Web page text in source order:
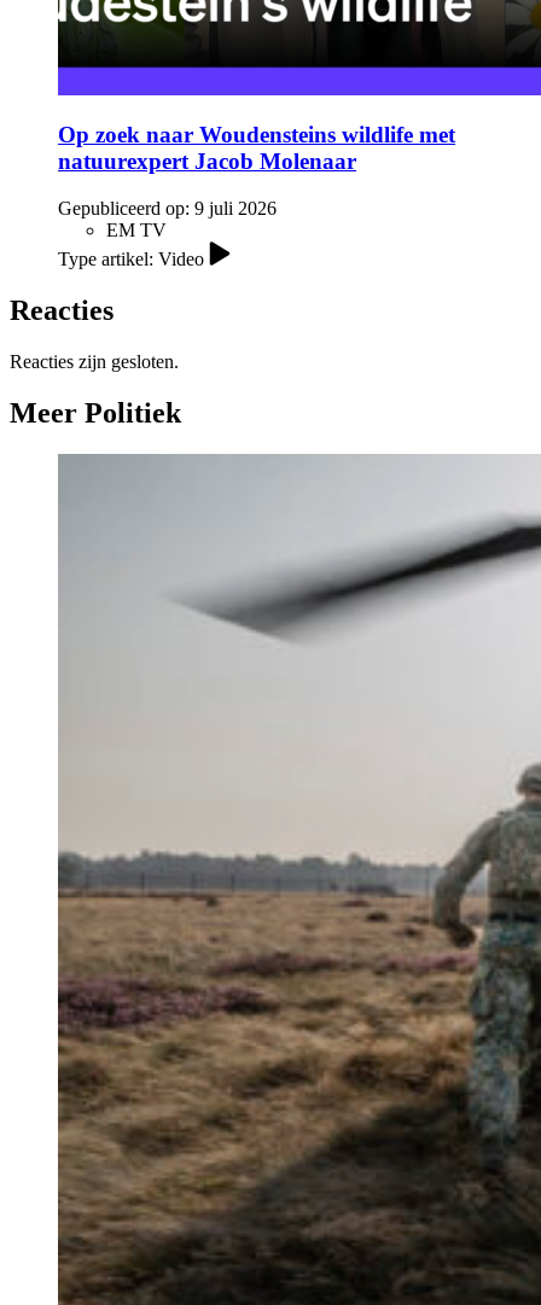
Op zoek naar Woudensteins wildlife met
natuurexpert Jacob Molenaar
Gepubliceerd op: 9 juli 2026
EM TV
Type artikel: Video
Reacties
Reacties zijn gesloten.
Meer Politiek